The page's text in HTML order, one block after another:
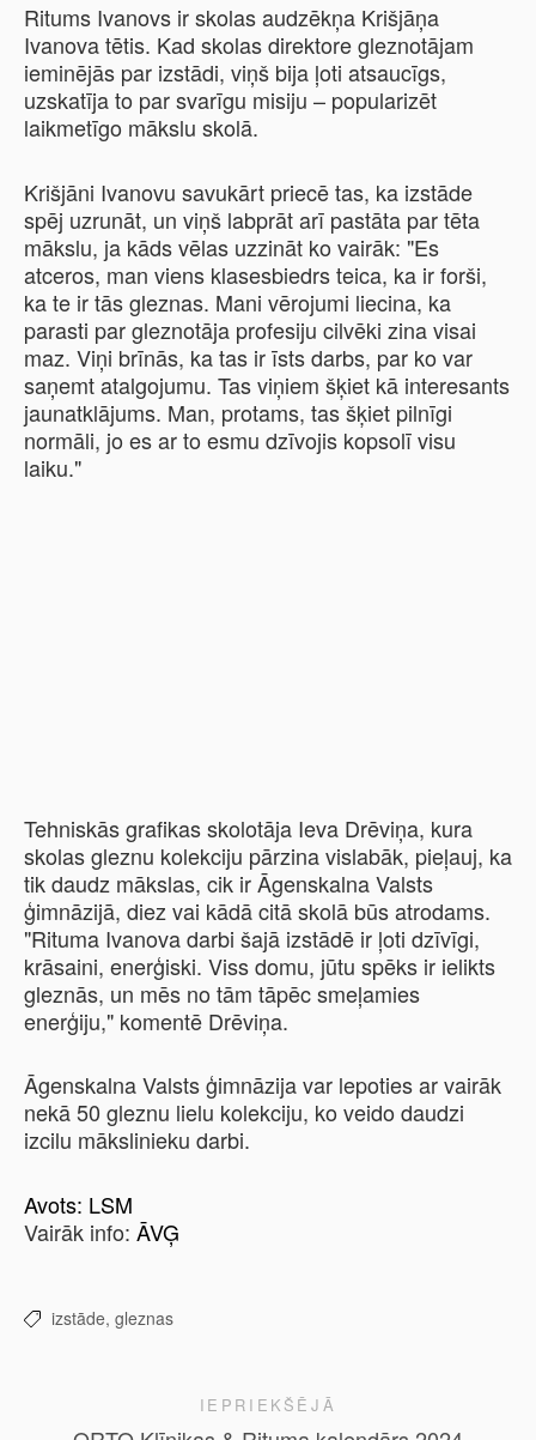
Ritums Ivanovs ir skolas audzēkņa Krišjāņa
Ivanova tētis. Kad skolas direktore gleznotājam
ieminējās par izstādi, viņš bija ļoti atsaucīgs,
uzskatīja to par svarīgu misiju – popularizēt
laikmetīgo mākslu skolā.
Krišjāni Ivanovu savukārt priecē tas, ka izstāde
spēj uzrunāt, un viņš labprāt arī pastāta par tēta
mākslu, ja kāds vēlas uzzināt ko vairāk: "Es
atceros, man viens klasesbiedrs teica, ka ir forši,
ka te ir tās gleznas. Mani vērojumi liecina, ka
parasti par gleznotāja profesiju cilvēki zina visai
maz. Viņi brīnās, ka tas ir īsts darbs, par ko var
saņemt atalgojumu. Tas viņiem šķiet kā interesants
jaunatklājums. Man, protams, tas šķiet pilnīgi
normāli, jo es ar to esmu dzīvojis kopsolī visu
laiku."
Tehniskās grafikas skolotāja Ieva Drēviņa, kura
skolas gleznu kolekciju pārzina vislabāk, pieļauj, ka
tik daudz mākslas, cik ir Āgenskalna Valsts
ģimnāzijā, diez vai kādā citā skolā būs atrodams.
"Rituma Ivanova darbi šajā izstādē ir ļoti dzīvīgi,
krāsaini, enerģiski. Viss domu, jūtu spēks ir ielikts
gleznās, un mēs no tām tāpēc smeļamies
enerģiju," komentē Drēviņa.
Āgenskalna Valsts ģimnāzija var lepoties ar vairāk
nekā 50 gleznu lielu kolekciju, ko veido daudzi
izcilu mākslinieku darbi.
Avots: LSM
Vairāk info: ĀVĢ
izstāde, gleznas
IEPRIEKŠĒJĀ